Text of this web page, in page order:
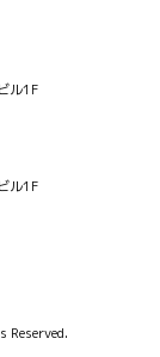
ル1F
ル1F
Reserved.